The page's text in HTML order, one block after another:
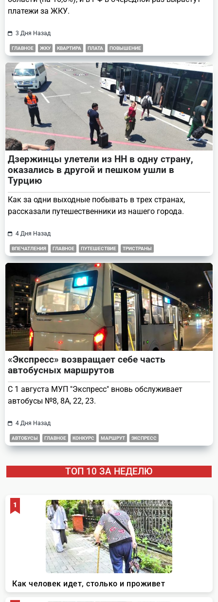
платежи за ЖКУ.
3 Дня Назад
ГЛАВНОЕ ЖКУ КВАРТИРА ПЛАТА ПОВЫШЕНИЕ
Дзержинцы улетели из НН в одну страну,
оказались в другой и пешком ушли в
Турцию
Как за одни выходные побывать в трех странах,
рассказали путешественники из нашего города.
4 Дня Назад
ВПЕЧАТЛЕНИЯ ГЛАВНОЕ ПУТЕШЕСТВИЕ ТРИСТРАНЫ
«Экспресс» возвращает себе часть
автобусных маршрутов
С 1 августа МУП "Экспресс" вновь обслуживает
автобусы №8, 8А, 22, 23.
4 Дня Назад
АВТОБУСЫ ГЛАВНОЕ КОНКУРС МАРШРУТ ЭКСПРЕСС
ТОП 10 ЗА НЕДЕЛЮ